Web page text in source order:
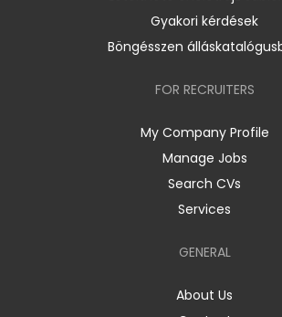
Gyakori kérdések
Böngésszen
FOR RECRUITERS
My Company Profile
Manage Jobs
Search CVs
Services
GENERAL
About Us